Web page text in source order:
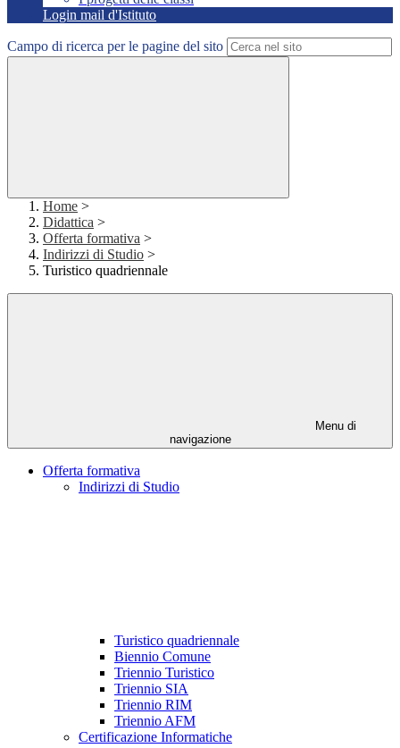
Login mail d'Istituto
Campo di ricerca per le pagine del sito
Home >
Didattica >
Offerta formativa >
Indirizzi di Studio >
Turistico quadriennale
Menu di
navigazione
Offerta formativa
Indirizzi di Studio
Turistico quadriennale
Biennio Comune
Triennio Turistico
Triennio SIA
Triennio RIM
Triennio AFM
Certificazione Informatiche